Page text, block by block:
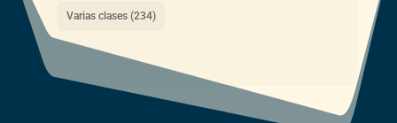
Varias clases(234)